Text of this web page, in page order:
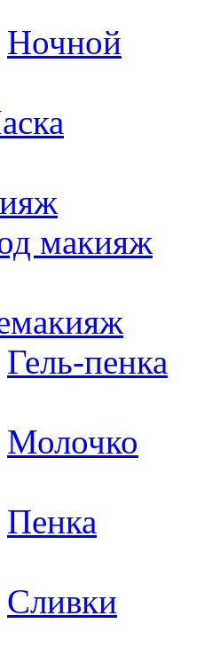
Ночной
макияж
Гель-пенка
Молочко
Пенка
Сливки